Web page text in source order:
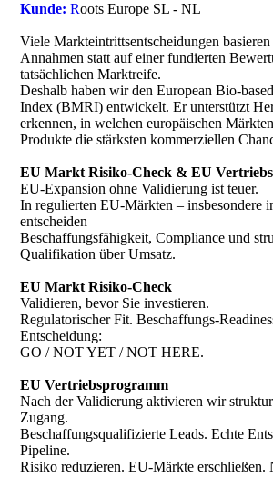
Kunde: Roots Europe SL - NL
Viele Markteintrittsentscheidungen
Annahmen statt auf einer fundierten
tatsächlichen Marktreife.
Deshalb haben wir den European Bio-
Index (BMRI) entwickelt. Er unterstützt
erkennen, in welchen europäischen
Produkte die stärksten kommerziellen
EU Markt Risiko-Check & EU
EU-Expansion ohne Validierung ist teuer.
In regulierten EU-Märkten – insbesondere
entscheiden
Beschaffungsfähigkeit, Compliance und
Qualifikation über Umsatz.
EU Markt Risiko-Check
Validieren, bevor Sie investieren.
Regulatorischer Fit. Beschaffungs-
Entscheidung:
GO / NOT YET / NOT HERE.
EU Vertriebsprogramm
Nach der Validierung aktivieren wir
Zugang.
Beschaffungsqualifizierte Leads. Echte
Pipeline.
Risiko reduzieren. EU-Märkte erschließen.